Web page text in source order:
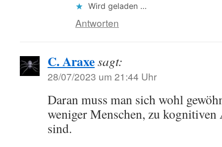
Wird geladen …
Antworten
C. Araxesagt:
28/07/2023 um 21:44 Uhr
Daran muss man sich wohl
weniger Menschen, zu
sind.